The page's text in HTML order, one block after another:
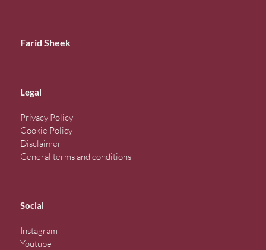
Farid Sheek
Legal
Privacy Policy
Cookie Policy
Disclaimer
General terms and conditions
Social
Instagram
Youtube